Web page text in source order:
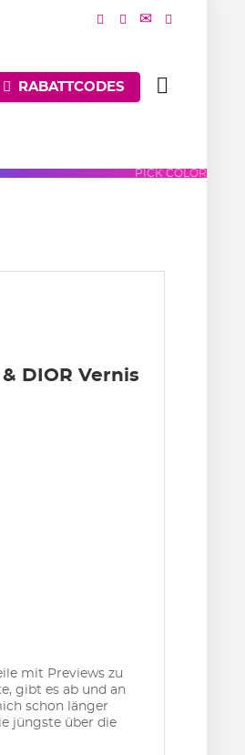
RABATTCODES
PICK COLOR
PINKS
DIOR Vernis
mit Previews zu
gibt es ab und an
schon länger
jüngste über die